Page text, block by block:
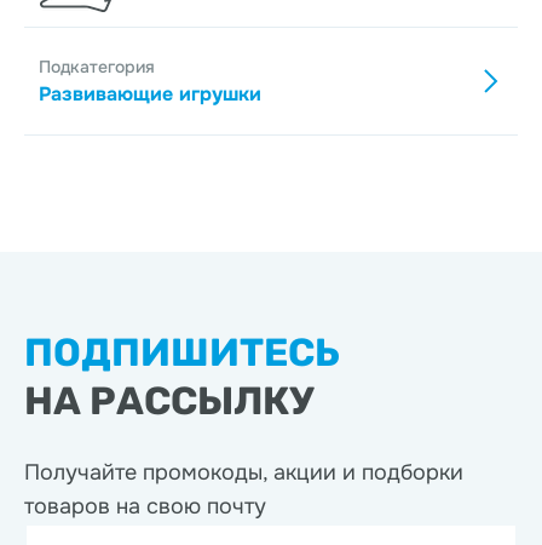
Подкатегория
Развивающие игрушки
ПОДПИШИТЕСЬ
НА РАССЫЛКУ
Получайте промокоды, акции и подборки
товаров на свою почту